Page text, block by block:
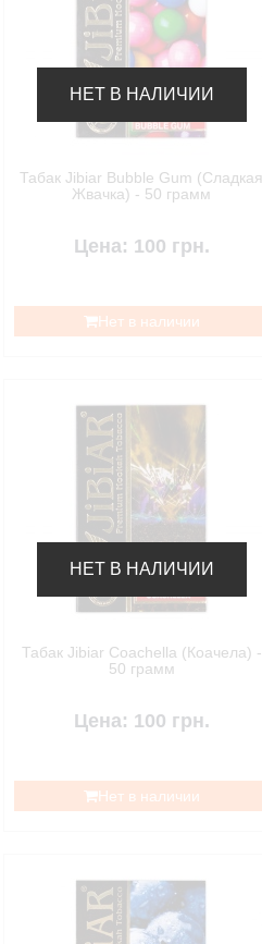
НЕТ В НАЛИЧИИ
Табак Jibiar Bubble Gum (Сладкая
Жвачка) - 50 грамм
Цена: 100 грн.
Нет в наличии
НЕТ В НАЛИЧИИ
Табак Jibiar Coachella (Коачела) -
50 грамм
Цена: 100 грн.
Нет в наличии